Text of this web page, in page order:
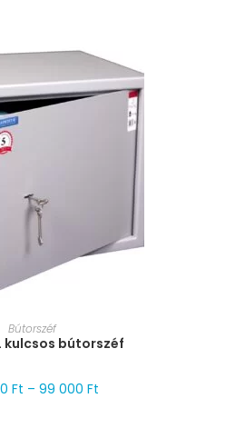
VÁLASZTÁSA
Bútorszéf
kulcsos bútorszéf
Ft – 99 000 Ft